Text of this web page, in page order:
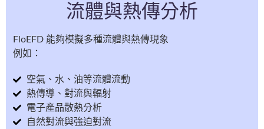
流體與熱傳分析
FloEFD 能夠模擬多種流體與熱傳現象
例如：
空氣、水、油等流體流動
熱傳導、對流與輻射
電子產品散熱分析
自然對流與強迫對流